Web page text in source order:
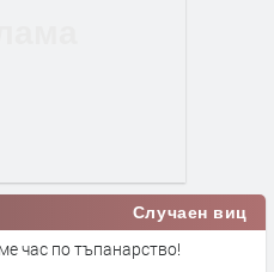
Случаен виц
час по тъпанарство!